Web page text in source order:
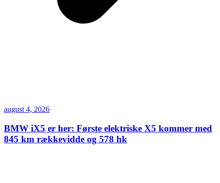
august 4, 2026
BMW iX5 er her: Første elektriske X5 kommer med
845 km rækkevidde og 578 hk